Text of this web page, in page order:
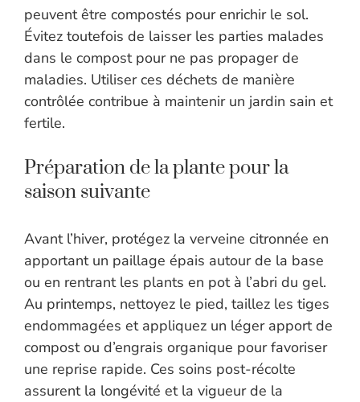
peuvent être compostés pour enrichir le sol.
Évitez toutefois de laisser les parties malades
dans le compost pour ne pas propager de
maladies. Utiliser ces déchets de manière
contrôlée contribue à maintenir un jardin sain et
fertile.
Préparation de la plante pour la
saison suivante
Avant l’hiver, protégez la verveine citronnée en
apportant un paillage épais autour de la base
ou en rentrant les plants en pot à l’abri du gel.
Au printemps, nettoyez le pied, taillez les tiges
endommagées et appliquez un léger apport de
compost ou d’engrais organique pour favoriser
une reprise rapide. Ces soins post-récolte
assurent la longévité et la vigueur de la